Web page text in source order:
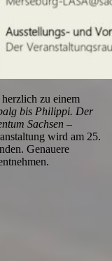
zu einem
bis Philippi. Der
Sachsen –
wird am 25.
Genauere